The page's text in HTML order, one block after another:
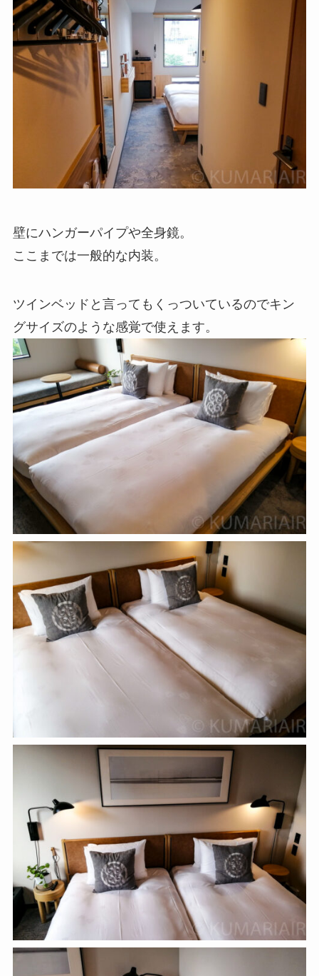
壁にハンガーパイプや全身鏡。
ここまでは一般的な内装。
ツインベッドと言ってもくっついているのでキン
グサイズのような感覚で使えます。